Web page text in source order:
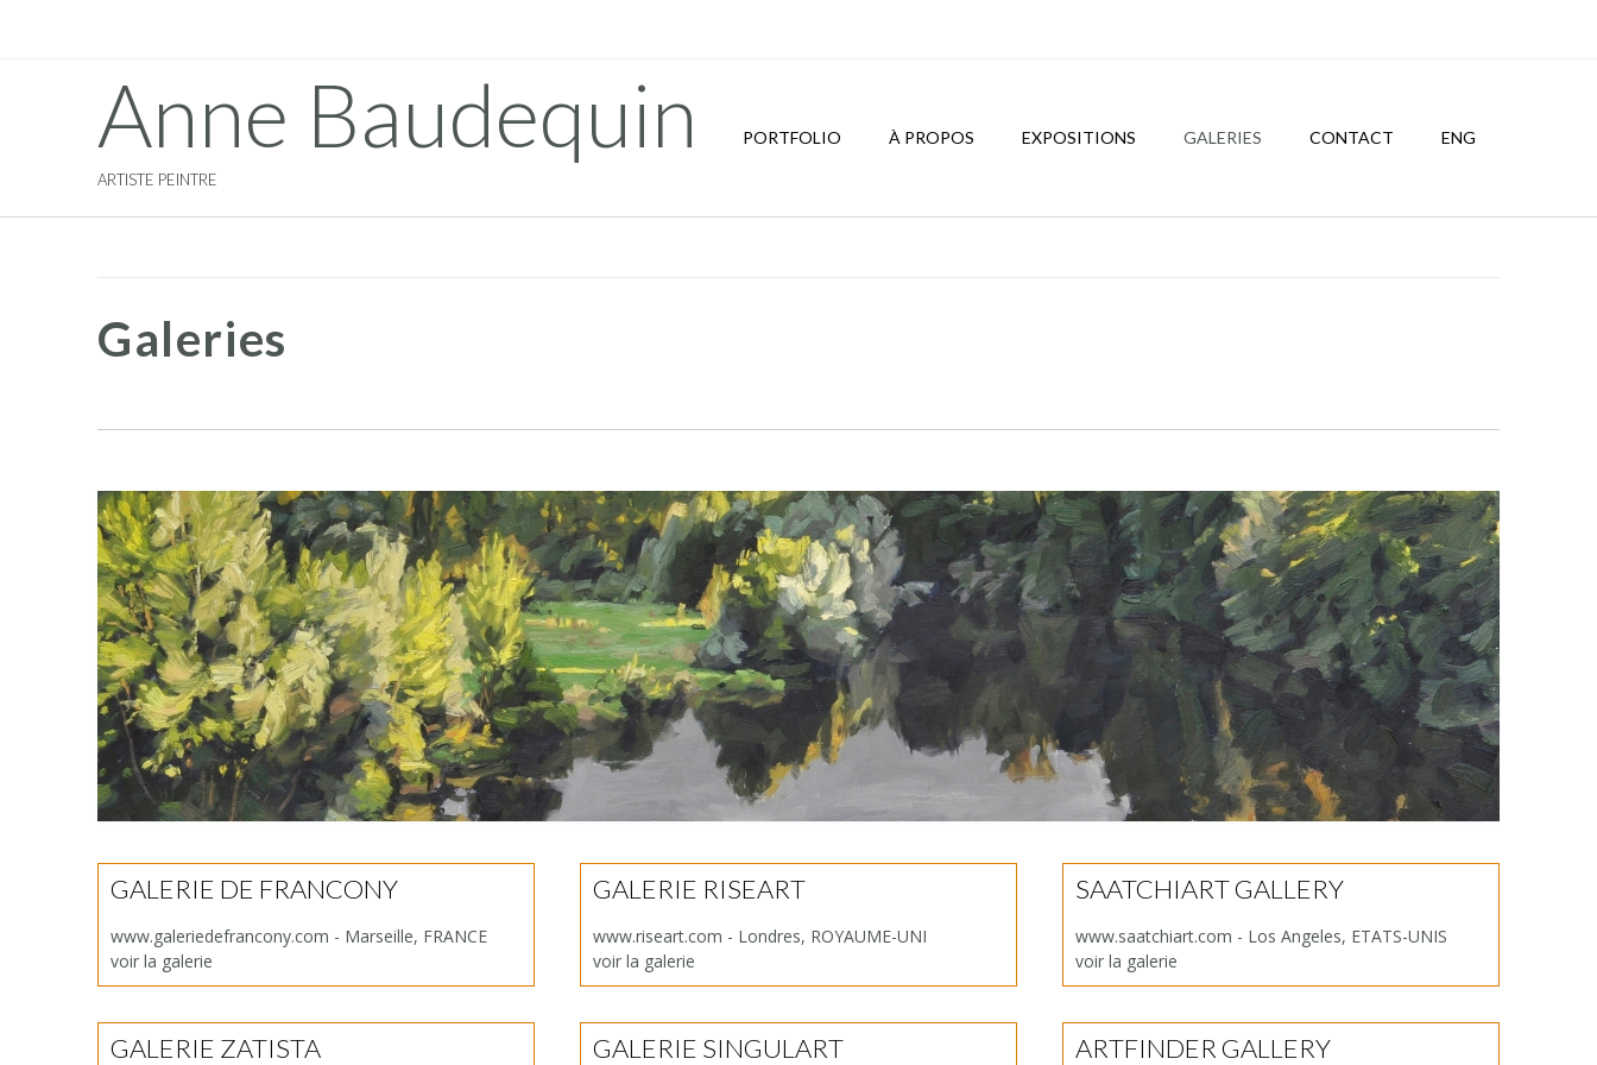
Anne Baudequin
ARTISTE PEINTRE
PORTFOLIO À PROPOS EXPOSITIONS GALERIES CONTACT ENG
Galeries
GALERIE DE FRANCONY
www.galeriedefrancony.com - Marseille, FRANCE
voir la galerie
GALERIE ZATISTA
GALERIE RISEART
www.riseart.com - Londres, ROYAUME-UNI
voir la galerie
GALERIE SINGULART
SAATCHIART GALLERY
www.saatchiart.com - Los Angeles, ETATS-UNIS
voir la galerie
ARTFINDER GALLERY